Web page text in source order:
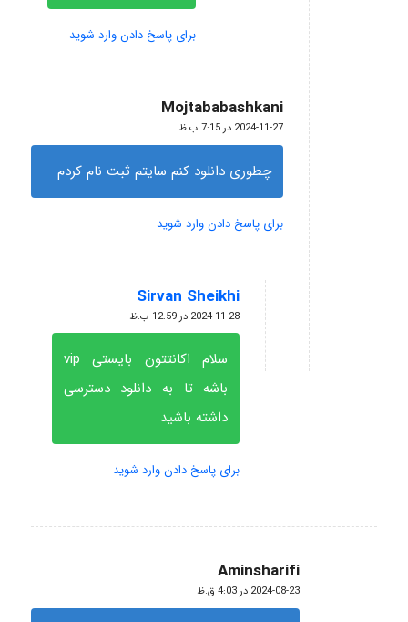
برای پاسخ دادن وارد شوید
Mojtababashkani
گفته:
2024-11-27 در 7:15 ب.ظ
چطوری دانلود کنم سایتم ثبت نام کردم
برای پاسخ دادن وارد شوید
Sirvan Sheikhi
گفته:
2024-11-28 در 12:59 ب.ظ
سلام اکانتتون بایستی vip
باشه تا به دانلود دسترسی
داشته باشید
برای پاسخ دادن وارد شوید
Aminsharifi
گفته:
2024-08-23 در 4:03 ق.ظ